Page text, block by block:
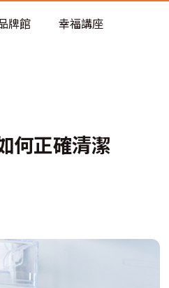
牌館 幸福講座
何正確清潔